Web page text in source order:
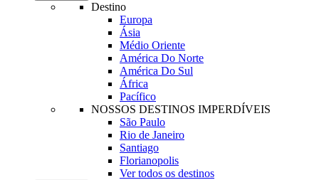
Destino
Europa
Ásia
Médio Oriente
América Do Norte
América Do Sul
África
Pacífico
NOSSOS DESTINOS IMPERDÍVEIS
São Paulo
Rio de Janeiro
Santiago
Florianopolis
Ver todos os destinos